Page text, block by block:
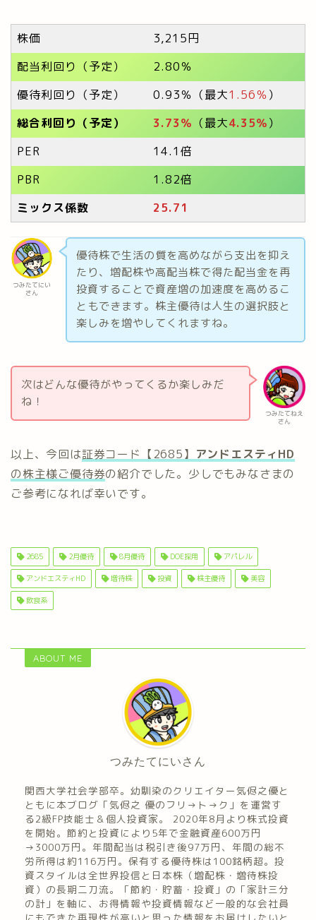
株価
3,215円
配当利回り（予定）
2.80％
優待利回り（予定）
0.93％（最大1.56％ ）
総合利回り（予定）
3.73％ （最大4.35％）
PER
14.1倍
PBR
1.82倍
ミックス係数
25.71
つみたてにい
さん
優待株で生活の質を高めながら支出を抑え
たり、増配株や高配当株で得た配当金を再
投資することで資産増の加速度を高めるこ
ともできます。株主優待は人生の選択肢と
楽しみを増やしてくれますね。
つみたてねえ
さん
次はどんな優待がやってくるか楽しみだ
ね！
以上、今回は証券コード【2685】 アンドエスティHD
の株主様ご優待券の紹介でした。少しでもみなさまの
ご参考になれば幸いです。
2685 2月優待 8月優待 DOE採用 アパレル
アンドエスティHD 増待株 投資 株主優待 美容
飲食系
ABOUT ME
つみたてにいさん
関西大学社会学部卒。幼馴染のクリエイター気侭之優と
ともに本ブログ「気侭之 優のフリ→ト→ク」を運営す
る2級FP技能士＆個人投資家。 2020年8月より株式投資
を開始。節約と投資により5年で金融資産600万円
→3000万円。年間配当は税引き後97万円、年間の総不
労所得は約116万円。保有する優待株は100銘柄超。投
資スタイルは全世界投信と日本株（増配株・増待株投
資）の長期二刀流。「節約・貯蓄・投資」の「家計三分
の計」を軸に、お得情報や投資情報など一般的な会社員